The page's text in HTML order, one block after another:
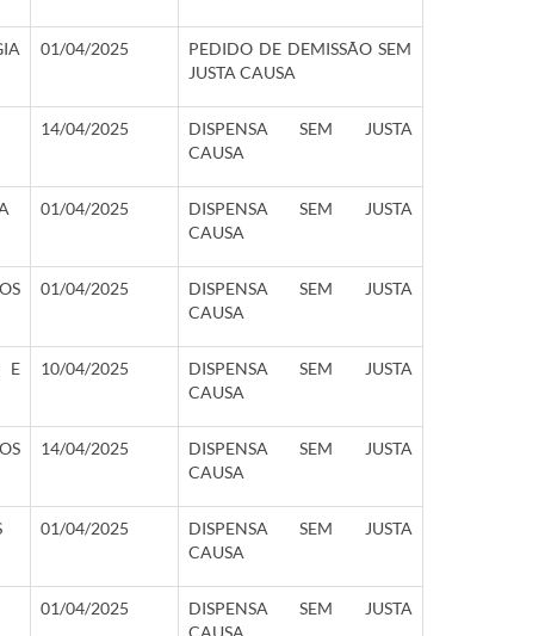
01/04/2025
PEDIDO DE DEMISSÃO SEM
JUSTA CAUSA
14/04/2025
DISPENSA SEM JUSTA
CAUSA
01/04/2025
DISPENSA SEM JUSTA
CAUSA
01/04/2025
DISPENSA SEM JUSTA
CAUSA
E
10/04/2025
DISPENSA SEM JUSTA
CAUSA
14/04/2025
DISPENSA SEM JUSTA
CAUSA
01/04/2025
DISPENSA SEM JUSTA
CAUSA
01/04/2025
DISPENSA SEM JUSTA
CAUSA